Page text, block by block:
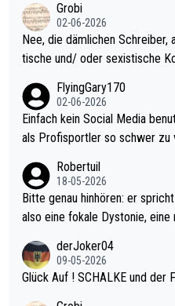
ohl wenig WDF Turniere
es Jahr der Fall. Er musste
den Qualifier und ich glaube
el hat.
Grobi
02-06-2026
Nee, die dämlichen Schreiber,
tische und/ oder sexistische
s Leben in den Griff kriegen.
r war doch neulich erst
rovoziert hat. Und Littlers
FlyingGary170
02-06-2026
Einfach kein Social Media
als Profisportler so schwer zu
Robertuil
18-05-2026
Bitte genau hinhören: er
also eine fokale Dystonie,
erden, im Arm hat. Und, dass
be immer noch, dass sehr
derJoker04
09-05-2026
Glück Auf ! SCHALKE und der